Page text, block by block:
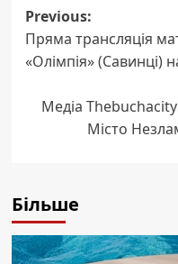
Post
navigation
Previous:
Пряма трансляція
«Олімпія» (Савинці)
Медіа
Місто
Більше